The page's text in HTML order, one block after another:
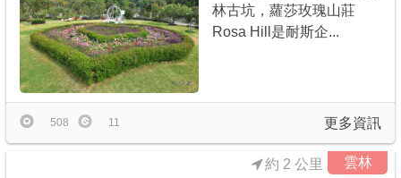
林古坑，蘿莎玫瑰山莊
Rosa Hill是耐斯企...
更多資訊
508 11
雲林
約 2 公里